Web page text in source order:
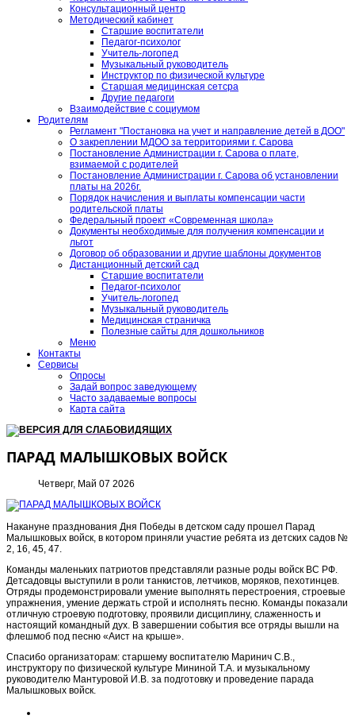
Консультационный центр
Методический кабинет
Старшие воспитатели
Педагог-психолог
Учитель-логопед
Музыкальный руководитель
Инструктор по физической культуре
Старшая медицинская сетсра
Другие педагоги
Взаимодействие с социумом
Родителям
Регламент "Постановка на учет и направление детей в ДОО"
О закреплении МДОО за территориями г. Сарова
Постановление Администрации г. Сарова о плате,
взимаемой с родителей
Постановление Администрации г. Сарова об установлении
платы на 2026г.
Порядок начисления и выплаты компенсации части
родительской платы
Федеральный проект «Современная школа»
Документы необходимые для получения компенсации и
льгот
Договор об образовании и другие шаблоны документов
Дистанционный детский сад
Старшие воспитатели
Педагог-психолог
Учитель-логопед
Музыкальный руководитель
Медицинская страничка
Полезные сайты для дошкольников
Меню
Контакты
Сервисы
Опросы
Задай вопрос заведующему
Часто задаваемые вопросы
Карта сайта
ВЕРСИЯ ДЛЯ СЛАБОВИДЯЩИХ
ПАРАД МАЛЫШКОВЫХ ВОЙСК
Четверг, Май 07 2026
Накануне празднования Дня Победы в детском саду прошел Парад
Малышковых войск, в котором приняли участие ребята из детских садов №
2, 16, 45, 47.
Команды маленьких патриотов представляли разные роды войск ВС РФ.
Детсадовцы выступили в роли танкистов, летчиков, моряков, пехотинцев.
Отряды продемонстрировали умение выполнять перестроения, строевые
упражнения, умение держать строй и исполнять песню. Команды показали
отличную строевую подготовку, проявили дисциплину, слаженность и
настоящий командный дух. В завершении события все отряды вышли на
флешмоб под песню «Аист на крыше».
Спасибо организаторам: старшему воспитателю Маринич С.В.,
инструктору по физической культуре Мининой Т.А. и музыкальному
руководителю Мантуровой И.В. за подготовку и проведение парада
Малышковых войск.